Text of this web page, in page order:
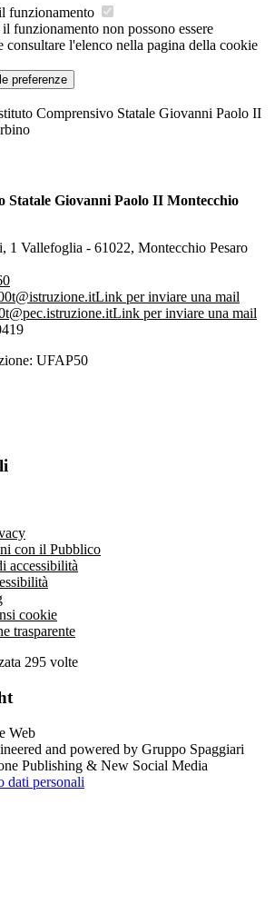
funzionamento
funzionamento non possono essere
consultare l'elenco nella pagina della cookie
preferenze
Comprensivo Statale Giovanni Paolo II
Statale Giovanni Paolo II Montecchio
1 Vallefoglia - 61022, Montecchio Pesaro
Link per inviare una mail
Link per inviare una mail
UFAP50
con il Pubblico
accessibilità
cookie
trasparente
295 volte
and powered by Gruppo Spaggiari
Publishing & New Social Media
dati personali